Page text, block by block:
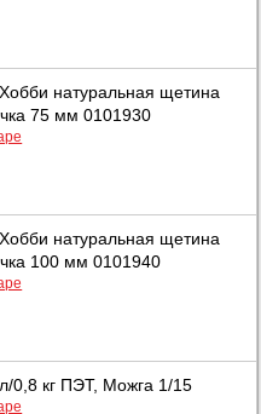
натуральная щетина
75 мм 0101930
натуральная щетина
100 мм 0101940
0,8 кг ПЭТ, Можга 1/15